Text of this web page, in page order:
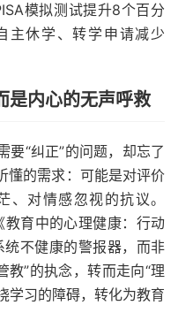
模拟测试提升8个百分
主休学、转学申请减少
是内心的无声呼救
要“纠正”的问题，却忘了
懂的需求：可能是对评价
、对情感忽视的抗议。
育中的心理健康：行动
不健康的警报器，而非
教”的执念，转而走向“理
学习的障碍，转化为教育